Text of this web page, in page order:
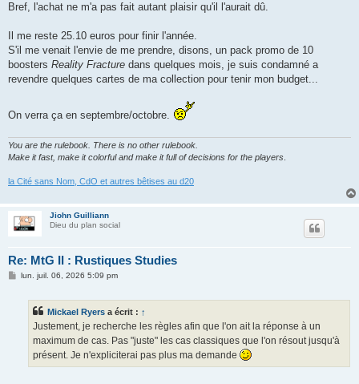
Bref, l'achat ne m'a pas fait autant plaisir qu'il l'aurait dû.
Il me reste 25.10 euros pour finir l'année.
S'il me venait l'envie de me prendre, disons, un pack promo de 10
boosters Reality Fracture dans quelques mois, je suis condamné a
revendre quelques cartes de ma collection pour tenir mon budget...
On verra ça en septembre/octobre.
You are the rulebook. There is no other rulebook.
Make it fast, make it colorful and make it full of decisions for the players
la Cité sans Nom, CdO et autres bêtises au d20
Jiohn Guilliann
Dieu du plan social
Re: MtG II : Rustiques Studies
Mlun. juil. 06, 2026 5:09 pm
Mickael Ryers a écrit : ↑
Justement, je recherche les règles afin que l'on ait la réponse à un
maximum de cas. Pas "juste" les cas classiques que l'on résout jusqu'à
présent. Je n'expliciterai pas plus ma demande